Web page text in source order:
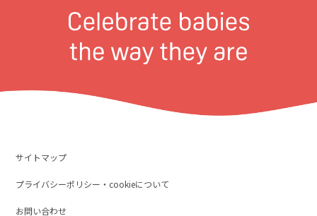
サイトマップ
プライバシーポリシー・cookieについて
お問い合わせ